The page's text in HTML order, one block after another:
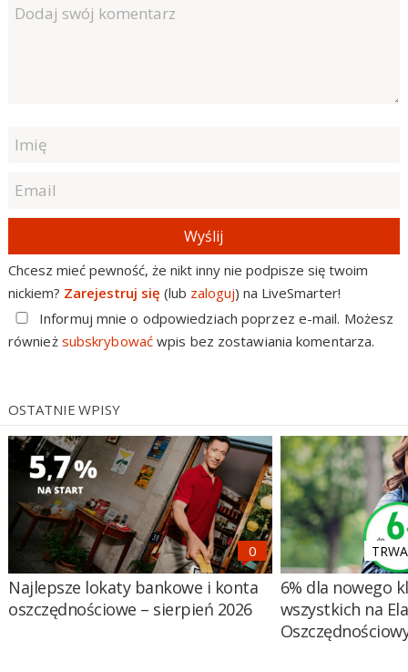
Wyślij
Chcesz mieć pewność, że nikt inny nie podpisze się twoim
nickiem? Zarejestruj się (lub zaloguj) na LiveSmarter!
Informuj mnie o odpowiedziach poprzez e-mail. Możesz
również subskrybowaćwpis bez zostawiania komentarza.
OSTATNIE WPISY
Najlepsze lokaty bankowe i konta
oszczędnościowe – sierpień 2026
6% dla nowego
wszystkich na